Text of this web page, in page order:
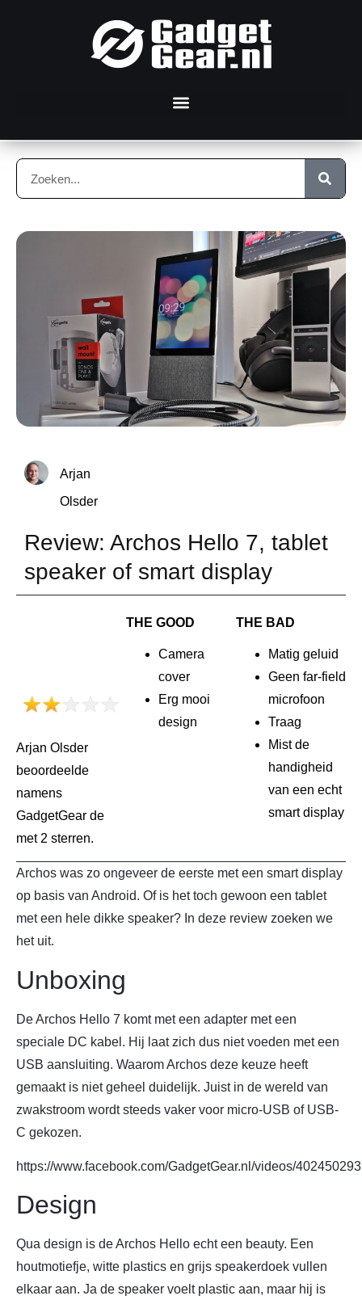
Arjan
Olsder
Review: Archos Hello 7, tablet
speaker of smart display
Arjan Olsder
beoordeelde
namens
GadgetGear de
met 2 sterren.
THE GOOD
Camera
cover
Erg mooi
design
THE BAD
Matig geluid
Geen far-field
microfoon
Traag
Mist de
handigheid
van een echt
smart display
Archos was zo ongeveer de eerste met een smart display
op basis van Android. Of is het toch gewoon een tablet
met een hele dikke speaker? In deze review zoeken we
het uit.
Unboxing
De Archos Hello 7 komt met een adapter met een
speciale DC kabel. Hij laat zich dus niet voeden met een
USB aansluiting. Waarom Archos deze keuze heeft
gemaakt is niet geheel duidelijk. Juist in de wereld van
zwakstroom wordt steeds vaker voor micro-USB of USB-
C gekozen.
https://www.facebook.com/GadgetGear.nl/videos/
Design
Qua design is de Archos Hello echt een beauty. Een
houtmotiefje, witte plastics en grijs speakerdoek vullen
elkaar aan. Ja de speaker voelt plastic aan, maar hij is